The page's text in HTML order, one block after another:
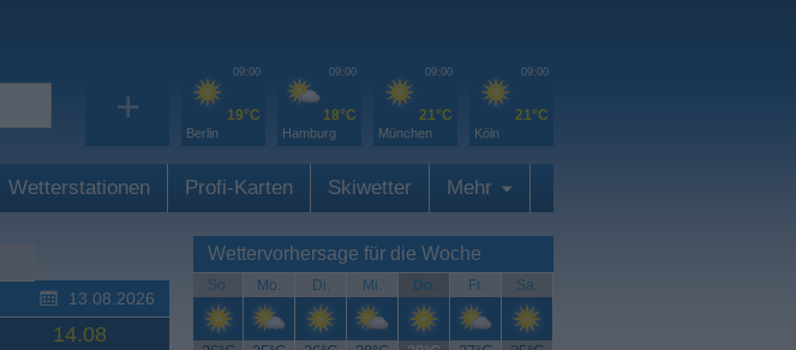
+
09:00
19°C
Berlin
09:00
18°C
Hamburg
09:00
21°C
München
09:00
21°C
Köln
Wetterstationen Profi-Karten Skiwetter Mehr
13.08.2026
14.08
Wettervorhersage für die Woche
So. Mo. Di. Mi. Do. Fr. Sa.